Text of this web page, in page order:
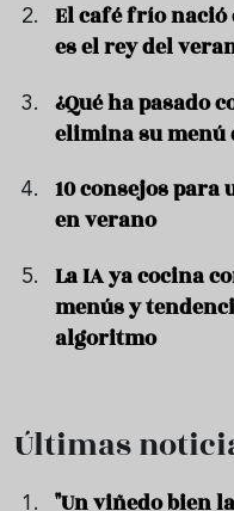
El café frío nació
es el rey del
¿Qué ha pasado
elimina su menú
10 consejos
en verano
La IA ya cocina
menús y
algoritmo
Últimas
"Un viñedo bien